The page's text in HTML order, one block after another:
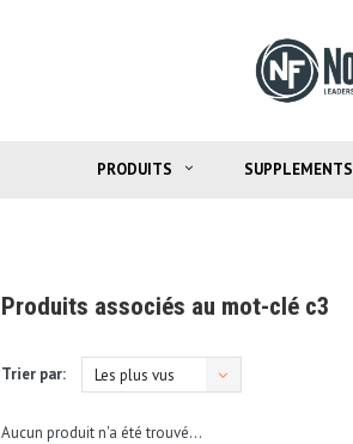
PRODUITS SUPPLEMENTS
Produits associés au mot-clé c3
Trier par: Les plus vus
Aucun produit n'a été trouvé...